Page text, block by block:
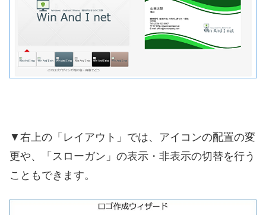
▼右上の「レイアウト」では、アイコンの配置の変
更や、「スローガン」の表示・非表示の切替を行う
こともできます。